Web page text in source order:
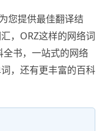
您提供最佳翻译结
，ORZ这样的网络词
书，一站式的网络
，还有更丰富的百科